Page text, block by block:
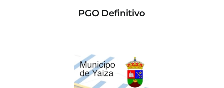
PGO Definitivo